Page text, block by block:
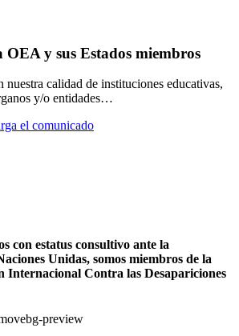
y sus Estados miembros
nuestra calidad de instituciones educativas,
y/o entidades…
el comunicado
con estatus consultivo ante la
Unidas, somos miembros de la
Internacional Contra las Desapariciones